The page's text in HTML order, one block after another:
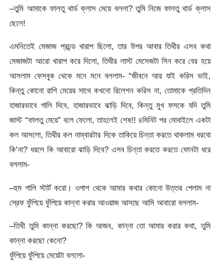
–তুমি আমাকে ফালতু থার্ড ক্লাস মেয়ে বললা? তুমি নিজে ফালতু থার্ড ক্লাস
ছেলে!
এমনিতেই মেজাজ প্রচন্ড খারাপ ছিলো, তার উপর আবার তিথীর এসব কথা
মেজাজটা আরো খারাপ করে দিলো, তিথীর লাস্ট মেসেজটা সিন করে বের হয়ে
আসলাম ফেসবুক থেকে মনে মনে বললাম- “জীবনে আর যাই করিস ভাই,
কিন্তু কোনো রাগি মেয়ের সাথে কখনো রিলেশন করিস না, তোমাকে প্রতিদিন
হাজারভাবে গালি দিবে, হাজারভাবে ঝাড়ি দিবে, কিন্তু মুখ ফসকে যদি তুমি
জাস্ট “ফালতু মেয়ে” বলে ফেলো, তাহলেই শেষ!! ৪মিনিট পর মোবাইলে একটা
কল আসলো, তিথীর কল নাম্বারটার দিকে তাকিয়ে চিন্তা করতে থাকলাম ধরবো
কি’না? ধরলে কি আবারো ঝাড়ি দিবে? এসব চিন্তা করতে করতে ফোনটা ধরে
বললাম-
–হুম গালি স্টার্ট করো। ওপাশ থেকে আমার কথার কোনো উত্তর পেলাম না
স্রেফ ফুঁপিয়ে ফুঁপিয়ে কান্না করার আওয়াজ আসছে আমি আবারো বললাম-
–তিথী তুমি কান্না করছো? কি আজব, কান্না তো আমার করার কথা, তুমি
কান্না করছো কেনো?
ফুঁপিয়ে ফুঁপিয়ে মেয়েটা বললো-